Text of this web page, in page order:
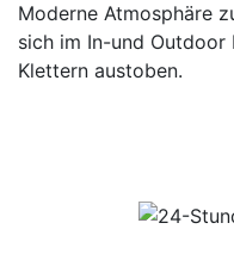
Moderne Atmosphäre
sich im In-und Outdoor
Klettern austoben.